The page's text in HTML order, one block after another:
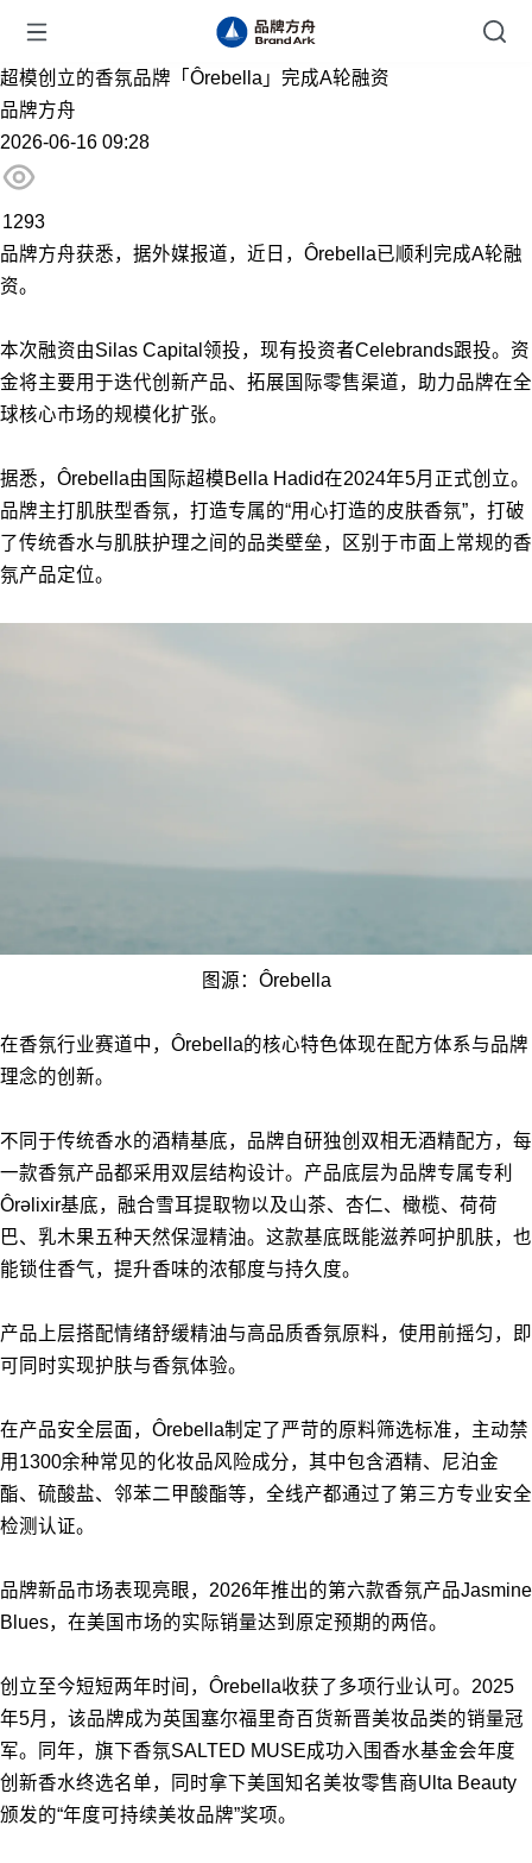
超模创立的香氛品牌「Ôrebella」完成A轮融资
品牌方舟
2026-06-16 09:28
1293
品牌方舟获悉，据外媒报道，近日，Ôrebella已顺利完成A轮融
资。
本次融资由Silas Capital领投，现有投资者Celebrands跟投。资
金将主要用于迭代创新产品、拓展国际零售渠道，助力品牌在全
球核心市场的规模化扩张。
据悉，Ôrebella由国际超模Bella Hadid在2024年5月正式创立。
品牌主打肌肤型香氛，打造专属的“用心打造的皮肤香氛”，打破
了传统香水与肌肤护理之间的品类壁垒，区别于市面上常规的香
氛产品定位。
图源：Ôrebella
在香氛行业赛道中，Ôrebella的核心特色体现在配方体系与品牌
理念的创新。
不同于传统香水的酒精基底，品牌自研独创双相无酒精配方，每
一款香氛产品都采用双层结构设计。产品底层为品牌专属专利
Ôrəlixir基底，融合雪耳提取物以及山茶、杏仁、橄榄、荷荷
巴、乳木果五种天然保湿精油。这款基底既能滋养呵护肌肤，也
能锁住香气，提升香味的浓郁度与持久度。
产品上层搭配情绪舒缓精油与高品质香氛原料，使用前摇匀，即
可同时实现护肤与香氛体验。
在产品安全层面，Ôrebella制定了严苛的原料筛选标准，主动禁
用1300余种常见的化妆品风险成分，其中包含酒精、尼泊金
酯、硫酸盐、邻苯二甲酸酯等，全线产都通过了第三方专业安全
检测认证。
品牌新品市场表现亮眼，2026年推出的第六款香氛产品Jasmine
Blues，在美国市场的实际销量达到原定预期的两倍。
创立至今短短两年时间，Ôrebella收获了多项行业认可。2025
年5月，该品牌成为英国塞尔福里奇百货新晋美妆品类的销量冠
军。同年，旗下香氛SALTED MUSE成功入围香水基金会年度
创新香水终选名单，同时拿下美国知名美妆零售商Ulta Beauty
颁发的“年度可持续美妆品牌”奖项。